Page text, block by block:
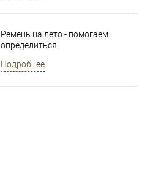
Ремень на лето - помогаем
определиться
Подробнее